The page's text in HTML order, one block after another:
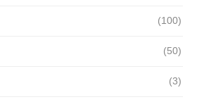
(100)
(50)
(3)